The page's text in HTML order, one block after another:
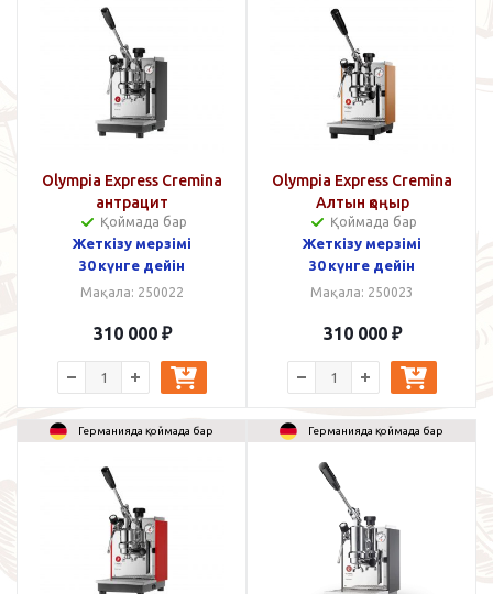
Olympia Express Cremina
антрацит
Қоймада бар
Жеткізу мерзімі
30 күнге дейін
Мақала: 250022
310 000 ₽
Olympia Express Cremina
Алтын қоңыр
Қоймада бар
Жеткізу мерзімі
30 күнге дейін
Мақала: 250023
310 000 ₽
Германияда қоймада бар Германияда қоймада бар